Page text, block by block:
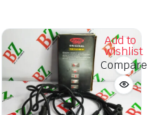
Add to
wishlist
Compare